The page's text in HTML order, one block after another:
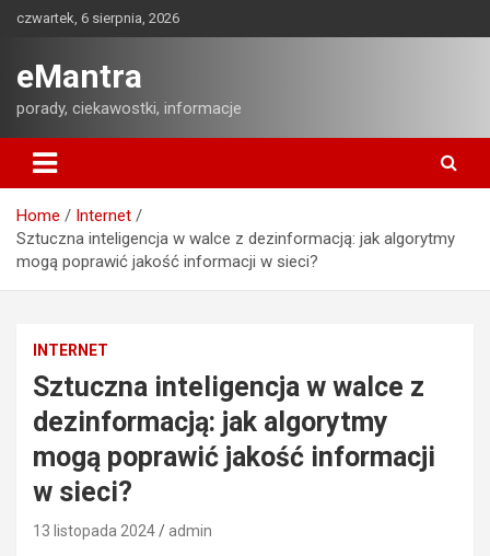
czwartek, 6 sierpnia, 2026
eMantra
porady, ciekawostki, informacje
Home
Internet
Sztuczna inteligencja w walce z dezinformacją: jak algorytmy
mogą poprawić jakość informacji w sieci?
INTERNET
Sztuczna inteligencja w walce z
dezinformacją: jak algorytmy
mogą poprawić jakość informacji
w sieci?
13 listopada 2024 admin